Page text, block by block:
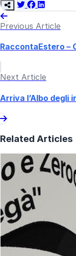
Previous Article
RaccontaEstero –
Next Article
Arriva l’Albo degli
Related Articles